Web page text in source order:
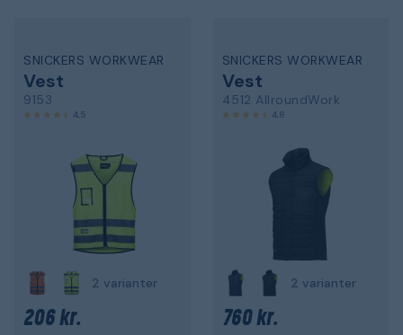
SNICKERS WORKWEAR
Vest
9153
4,5
2 varianter
206 kr.
SNICKERS WORKWEAR
Vest
4512 AllroundWork
4,8
2 varianter
760 kr.